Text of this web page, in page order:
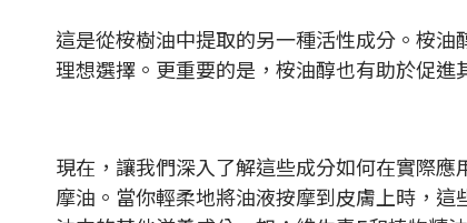
這是從桉樹油中提取的另一種活性成分。桉
理想選擇。更重要的是，桉油醇也有助於促
現在，讓我們深入了解這些成分如何在實際
摩油。當你輕柔地將油液按摩到皮膚上時，